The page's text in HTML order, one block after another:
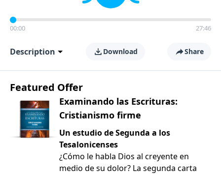
00:00 27:46
Description Download Share
Featured Offer
Examinando las Escrituras:
Cristianismo firme
Un estudio de Segunda a los
Tesalonicenses
¿Cómo le habla Dios al creyente en
medio de su dolor? La segunda carta